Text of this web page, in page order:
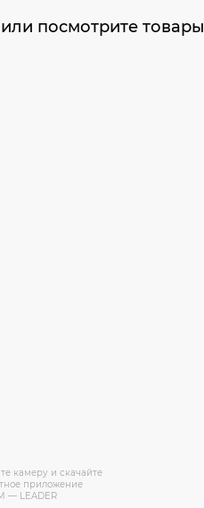
посмотрите
камеру и скачайте
приложение
— LEADER